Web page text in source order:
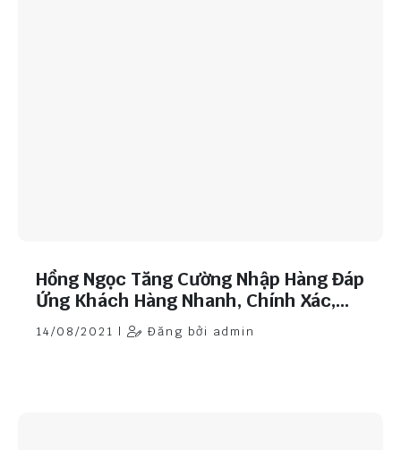
Hồng Ngọc Tăng Cường Nhập Hàng Đáp
Ứng Khách Hàng Nhanh, Chính Xác,
Chất Lượng.
14/08/2021 | Đăng bởi admin